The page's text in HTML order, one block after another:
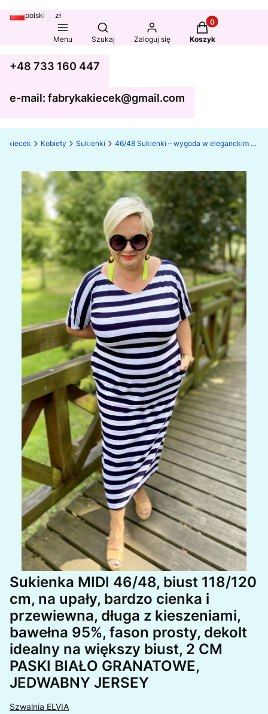
polski zł
Menu
Otwórz wyszukiwarkę
Szukaj Zaloguj się
Produkty w
Koszyk
+48 733 160 447
e-mail: fabrykakiecek@gmail.com
kiecek Kobiety Sukienki 46/48 Sukienki – wygoda w eleganckim stylu
Sukienka MIDI 46/48, biust 118/120
cm, na upały, bardzo cienka i
przewiewna, długa z kieszeniami,
bawełna 95%, fason prosty, dekolt
idealny na większy biust, 2 CM
PASKI BIAŁO GRANATOWE,
JEDWABNY JERSEY
Szwalnia ELVIA